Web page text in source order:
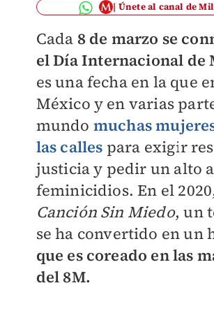
Únete al canal de
Cada 8 de marzo se
el Día Internacional de
es una fecha en la que
México y en varias
mundo muchas
las calles para exigir
justicia y pedir un alto
feminicidios. En el
Canción Sin Miedo, un
se ha convertido en un
que es coreado en las
del 8M.